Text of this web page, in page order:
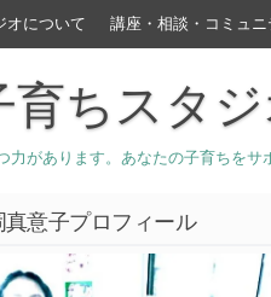
オについて 講座・相談・コミュニ
育ちスタジ
力があります。あなたの子育ちをサ
意子プロフィール